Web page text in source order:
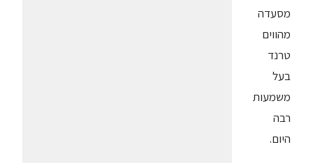
מסעדה
מהווים
טרנד
בעל
משמעות
רבה
היום.